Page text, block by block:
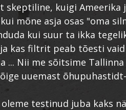
skeptiline, kuigi Ameerika
mõne asja osas "oma
kui suur ta ikka
kas filtrit peab tõesti
... Nii me sõitsime
uuemast
testinud juba kaks